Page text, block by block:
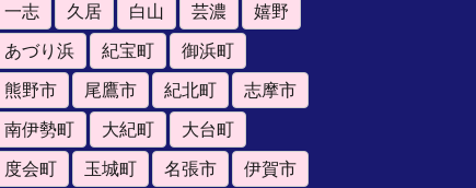
一志
久居 白山 芸濃
嬉野
あづり浜
紀宝町
御浜町
熊野市
尾鷹市 紀北町
志摩市
南伊勢町
大紀町
大台町
度会町
玉城町 名張市
伊賀市